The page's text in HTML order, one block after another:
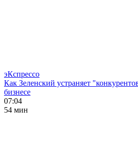
эКспрессо
Как Зеленский устраняет
бизнесе
07:04
54 мин